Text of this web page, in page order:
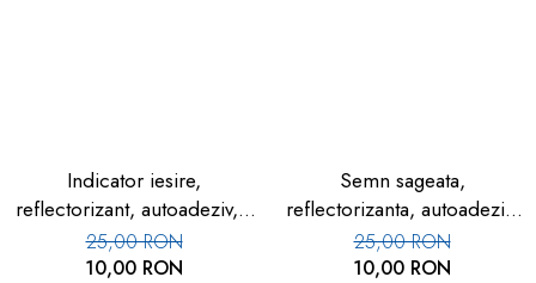
Indicator iesire,
reflectorizant, autoadeziv, 1
buc
25,00 RON
10,00 RON
Semn sageata,
reflectorizanta, autoadeziv,
1 buc
25,00 RON
10,00 RON